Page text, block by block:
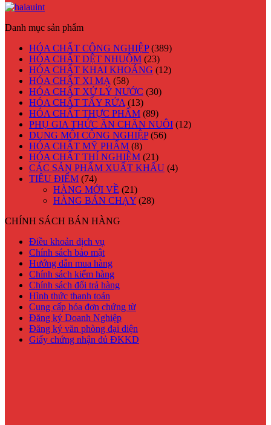
Danh mục sản phẩm
HÓA CHẤT CÔNG NGHIỆP (389)
HÓA CHẤT DỆT NHUỘM (23)
HÓA CHẤT KHAI KHOÁNG (12)
HÓA CHẤT XI MẠ (58)
HÓA CHẤT XỬ LÝ NƯỚC (30)
HÓA CHẤT TẨY RỬA (13)
HÓA CHẤT THỰC PHẨM (89)
PHỤ GIA THỨC ĂN CHĂN NUÔI (12)
DUNG MÔI CÔNG NGHIỆP (56)
HÓA CHẤT MỸ PHẨM (8)
HÓA CHẤT THÍ NGHIỆM (21)
CÁC SẢN PHẨM XUẤT KHẨU (4)
TIÊU ĐIỂM (74)
HÀNG MỚI VỀ (21)
HÀNG BÁN CHẠY (28)
CHÍNH SÁCH BÁN HÀNG
Điều khoản dịch vụ
Chính sách bảo mật
Hướng dẫn mua hàng
Chính sách kiểm hàng
Chính sách đổi trả hàng
Hình thức thanh toán
Cung cấp hóa đơn chứng từ
Đăng ký Doanh Nghiệp
Đăng ký văn phòng đại diện
Giấy chứng nhận đủ ĐKKD